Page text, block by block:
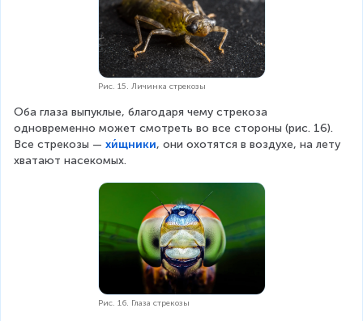
Рис. 15. Личинка стрекозы
Оба глаза выпуклые, благодаря чему стрекоза
одновременно может смотреть во все стороны (рис. 16).
Все стрекозы — хи́щники, они охотятся в воздухе, на лету
хватают насекомых.
Рис. 16. Глаза стрекозы